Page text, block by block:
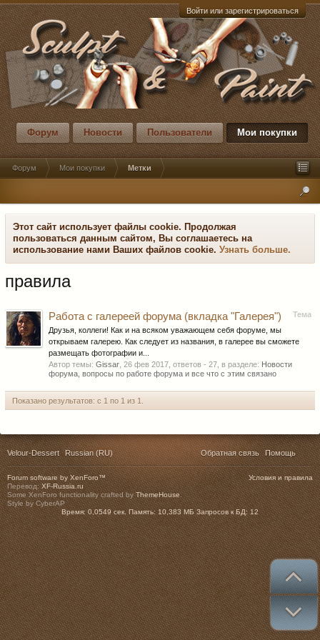
Войти или зарегистрироваться
Форум Новости Пользователи Мои покупки
Форум Мои покупки Метки
Этот сайт использует файлы cookie. Продолжая
пользоваться данным сайтом, Вы соглашаетесь на
использование нами Ваших файлов cookie. Узнать больше.
правила
Тема
Работа с галереей форума (вкладка "Галерея")
Друзья, коллеги! Как и на всяком уважающем себя форуме, мы
открываем галерею. Как следует из названия, в галерее вы сможете
размещать фотографии и...
Автор темы: Gissar 26 фев 2017 , ответов - 27, в разделе: Новости
форума, вопросы по работе форума и все что с этим связано
Показано результатов: с 1 по 1 из 1.
Velour-Dessert Russian (RU) Обратная связь Помощь
Условия и правила
Forum software by XenForo™
Перевод:XF-Russia.ru
Some XenForo functionality crafted byThemeHouse.
Style by CyberAP
Время: 0,0549 сек. Память: 10,383 МБ Запросов к БД: 12